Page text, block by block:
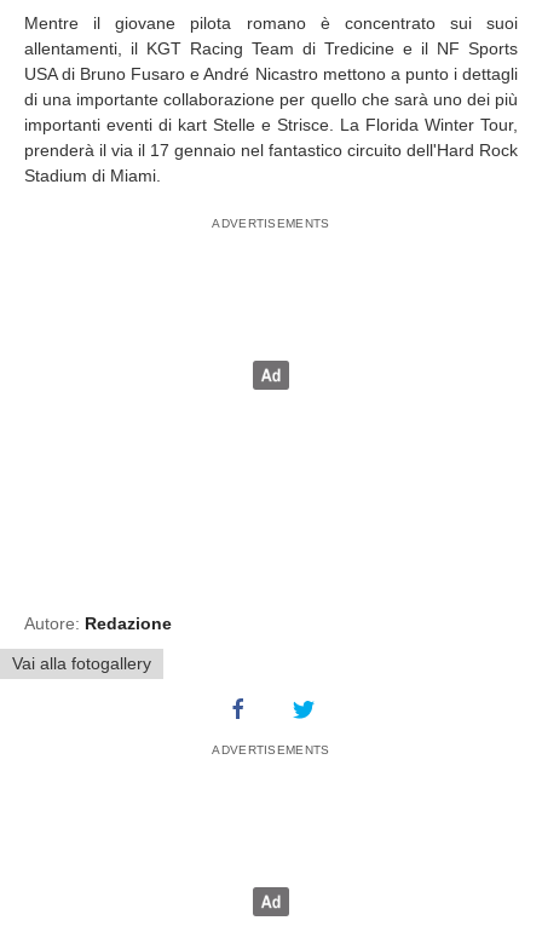
Mentre il giovane pilota romano è concentrato sui suoi
allentamenti, il KGT Racing Team di Tredicine e il NF Sports
USA di Bruno Fusaro e André Nicastro mettono a punto i dettagli
di una importante collaborazione per quello che sarà uno dei più
importanti eventi di kart Stelle e Strisce. La Florida Winter Tour,
prenderà il via il 17 gennaio nel fantastico circuito dell'Hard Rock
Stadium di Miami.
Autore: Redazione
Vai alla fotogallery